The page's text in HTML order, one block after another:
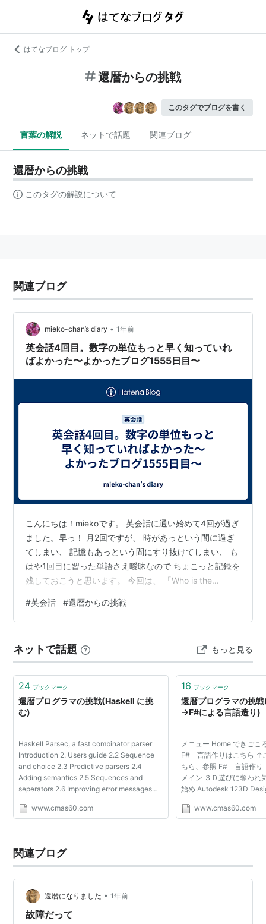
はてなブログ トップ
還暦からの挑戦
このタグでブログを書く
言葉の解説 ネットで話題 関連ブログ
還暦からの挑戦
このタグの解説について
関連ブログ
mieko-chan’s diary • 1年前
英会話4回目。数字の単位もっと早く知っていれ
ばよかった〜よかったブログ1555日目〜
こんにちは！miekoです。 英会話に通い始めて4回が過ぎ
ました。早っ！ 月2回ですが、 時があっという間に過ぎ
てしまい、 記憶もあっという間にすり抜けてしまい、 も
はや1回目に習った単語さえ曖昧なので ちょこっと記録を
残しておこうと思います。 今回は、 「Who is the
誰ですか？）」 の質問に対する話を二人の生徒がしてく
れました。 もちろん英語で答えていますが ここには単語
人＞ ・pure heart（心が綺麗）な人。 ・hot sprin…
#英会話 #還暦からの挑戦
ネットで話題 もっと見る
24 ブックマーク
還暦プログラマの挑戦(Haskell に挑
む)
Haskell Parsec, a fast combinator parser
Introduction 2. Users guide 2.2 Sequence
and choice 2.3 Predictive parsers 2.4
Adding semantics 2.5 Sequences and
seperators 2.6 Improving error messages
Receipts: Lexeme parsers and Reserved
www.cmas60.com
16 ブックマーク
還暦プログラマの挑
→F#による言語造り)
メニュー Home できごこ
F# 言語作りはこちら ↑
ちら、参照 F# 言語作
メイン ３Ｄ遊びに奪われ
始め Autodesk 123D
Fusion360 覚書
ラリー 開始しました
www.cmas60.com
関連ブログ
還暦になりました • 1年前
故障だって